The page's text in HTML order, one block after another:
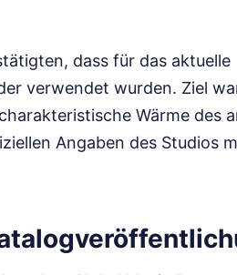
dass für das aktuelle
verwendet wurden. Ziel
Wärme des
Angaben des Studios